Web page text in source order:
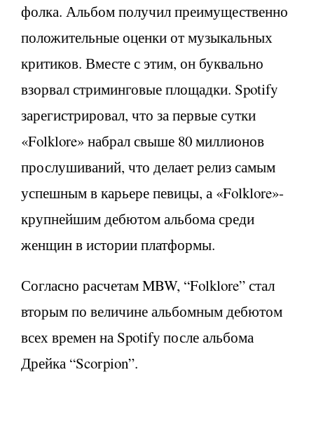
фолка. Альбом получил преимущественно
положительные оценки от музыкальных
критиков. Вместе с этим, он буквально
взорвал стриминговые площадки. Spotify
зарегистрировал, что за первые сутки
«Folklore» набрал свыше 80 миллионов
прослушиваний, что делает релиз самым
успешным в карьере певицы, а «Folklore»-
крупнейшим дебютом альбома среди
женщин в истории платформы.
Согласно расчетам MBW, “Folklore” стал
вторым по величине альбомным дебютом
всех времен на Spotify после альбома
Дрейка “Scorpion”.